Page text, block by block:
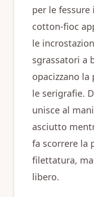
per le
cotton‑fioc
le
sgrassatori a
opacizzano
le serigrafie.
unisce al
asciutto
fa scorrere la
filettatura,
libero.